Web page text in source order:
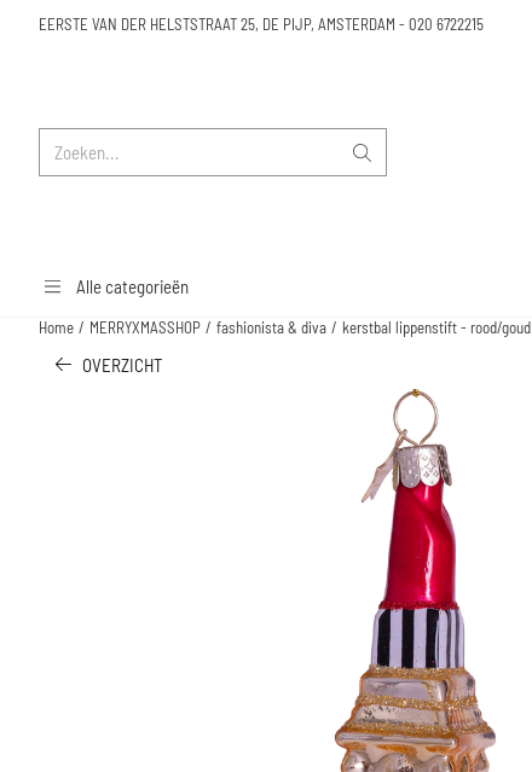
EERSTE VAN DER HELSTSTRAAT 25, DE PIJP, AMSTERDAM - 020 6722215
Alle categorieën
Home / MERRYXMASSHOP / fashionista & diva / kerstbal lippenstift - rood/goud
OVERZICHT